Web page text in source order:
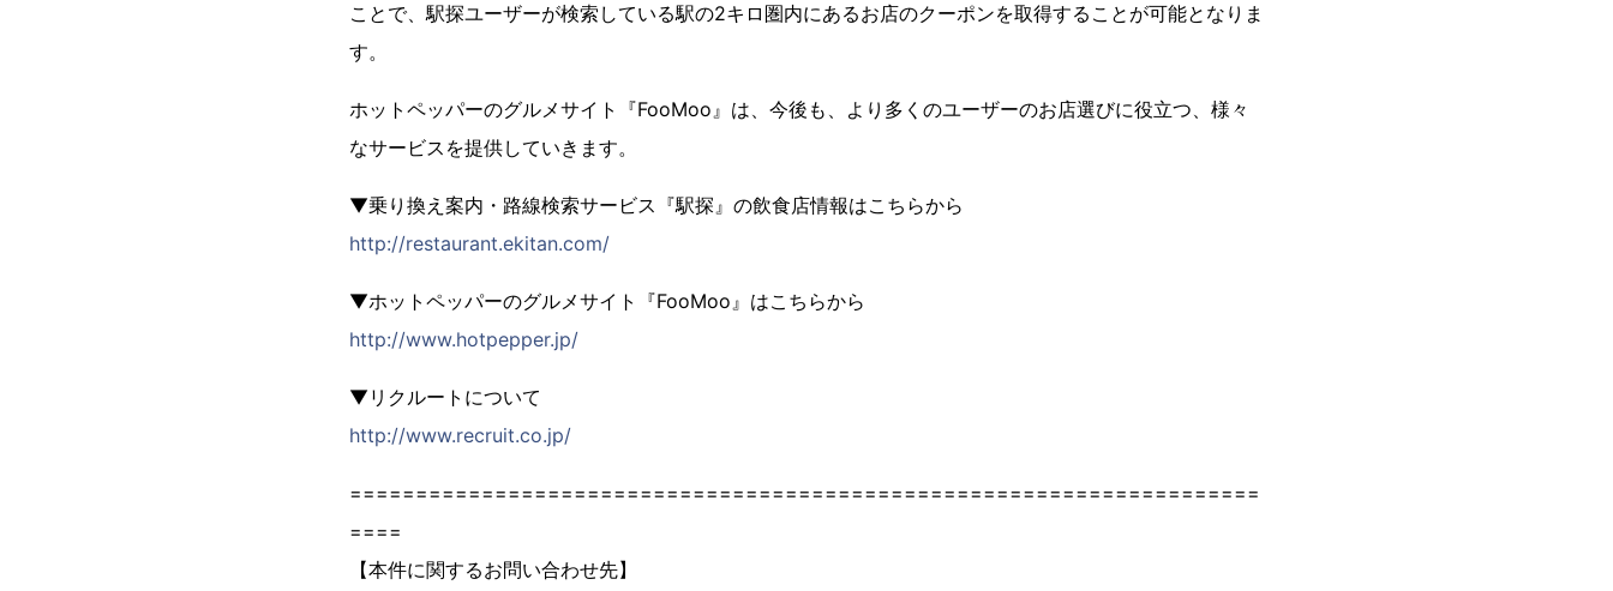
ことで、駅探ユーザーが検索している駅の2キロ圏内にあるお店のクーポンを取得することが可能となりま
す。
ホットペッパーのグルメサイト『FooMoo』は、今後も、より多くのユーザーのお店選びに役立つ、様々
なサービスを提供していきます。
▼乗り換え案内・路線検索サービス『駅探』の飲食店情報はこちらから
http://restaurant.ekitan.com/
▼ホットペッパーのグルメサイト『FooMoo』はこちらから
http://www.hotpepper.jp/
▼リクルートについて
http://www.recruit.co.jp/
=====================================================================
====
【本件に関するお問い合わせ先】